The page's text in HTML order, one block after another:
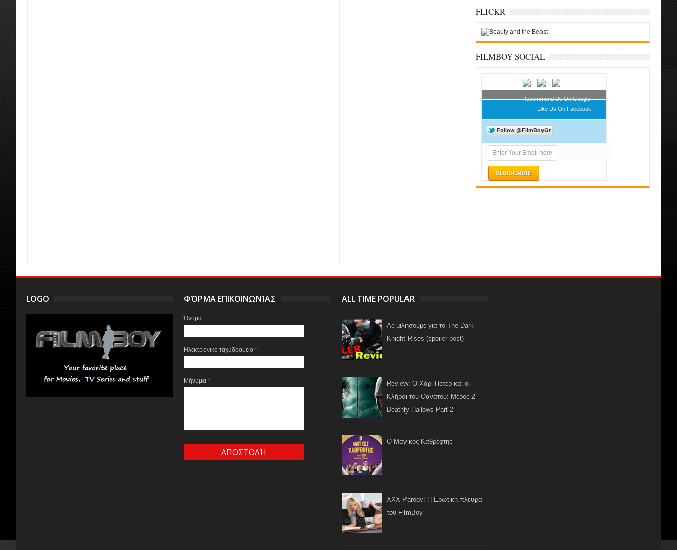
FLICKR
FILMBOY SOCIAL
Recommend Us On Google
Like Us On Facebook
LOGO ΦΌΡΜΑ ΕΠΙΚΟΙΝΩΝΊΑΣ
Όνομα
Ηλεκτρονικό ταχυδρομείο*
Μήνυμα*
ALL TIME POPULAR
Ας μιλήσουμε για το The Dark
Knight Rises (spoiler post)
Review: Ο Χάρι Πότερ και οι
Κλήροι του Θανάτου: Μέρος 2 -
Deathly Hallows Part 2
Ο Μαγικός Καθρέφτης
XXX Parody: Η Ερωτική πλευρά
του FilmBoy